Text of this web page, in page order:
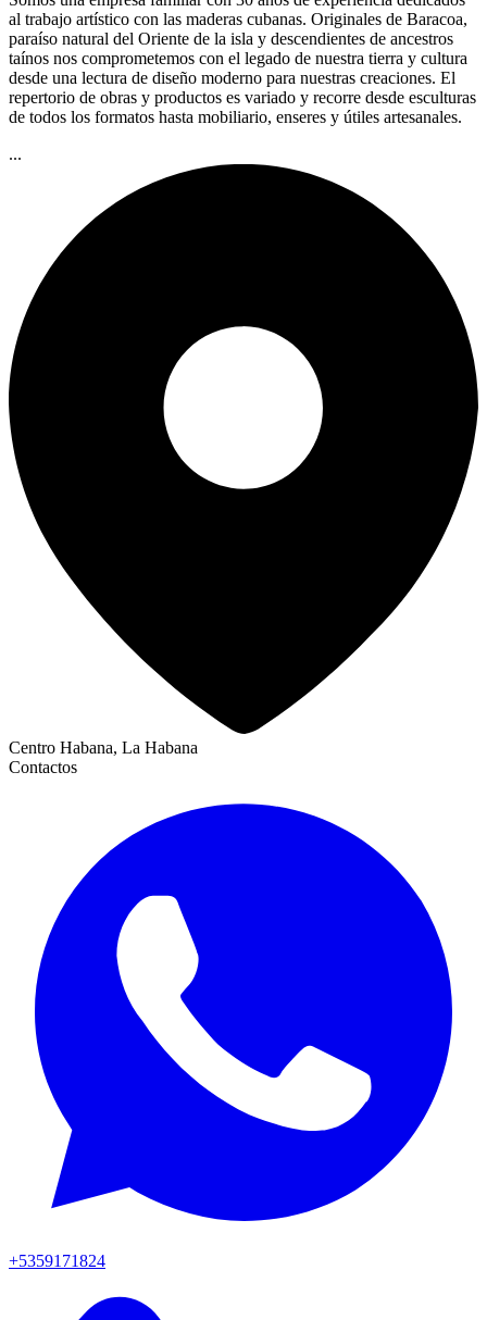
al trabajo artístico con las maderas cubanas. Originales de Baracoa,
paraíso natural del Oriente de la isla y descendientes de ancestros
taínos nos comprometemos con el legado de nuestra tierra y cultura
desde una lectura de diseño moderno para nuestras creaciones. El
repertorio de obras y productos es variado y recorre desde esculturas
de todos los formatos hasta mobiliario, enseres y útiles artesanales.
...
Centro Habana, La Habana
Contactos
+5359171824